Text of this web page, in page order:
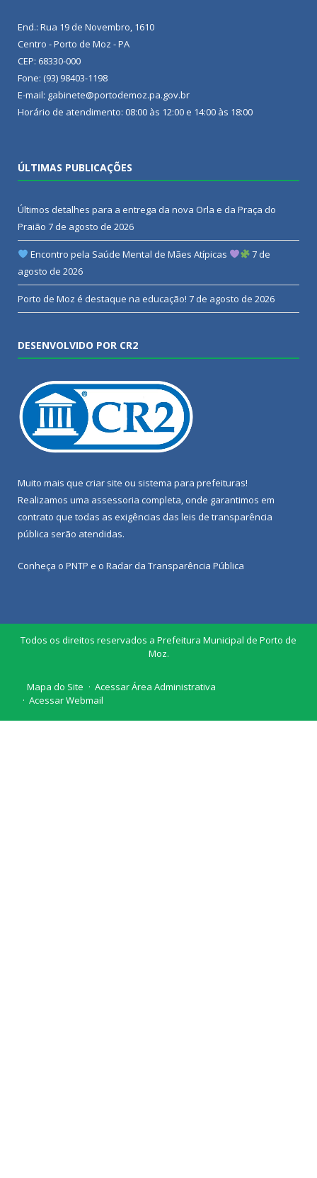
End.: Rua 19 de Novembro, 1610
Centro - Porto de Moz - PA
CEP: 68330-000
Fone: (93) 98403-1198
E-mail: gabinete@portodemoz.pa.gov.br
Horário de atendimento: 08:00 às 12:00 e 14:00 às 18:00
ÚLTIMAS PUBLICAÇÕES
Últimos detalhes para a entrega da nova Orla e da Praça do
Praião 7 de agosto de 2026
Encontro pela Saúde Mental de Mães Atípicas
7 de
agosto de 2026
Porto de Moz é destaque na educação! 7 de agosto de 2026
DESENVOLVIDO POR CR2
Muito mais que criar site ou sistema para prefeituras!
Realizamos uma assessoria completa, onde garantimos em
contrato que todas as exigências das leis de transparência
pública serão atendidas.
Conheça o PNTP e o Radar da Transparência Pública
Todos os direitos reservados a Prefeitura Municipal de Porto de
Moz.
Mapa do Site
Acessar Área Administrativa
Acessar Webmail